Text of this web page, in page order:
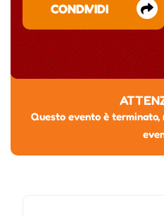
CONDIVIDI
Questo evento è terminato,